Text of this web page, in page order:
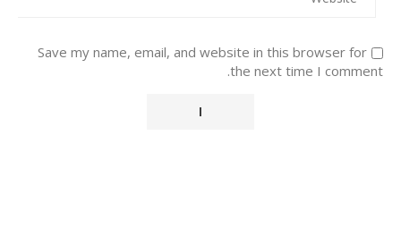
Save my name, email, and website in this browser for
the next time I comment.